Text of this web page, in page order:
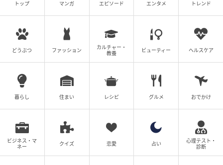
トップ マンガ エピソード エンタメ トレンド
どうぶつ ファッション
カルチャー・
教養
ビューティー ヘルスケア
暮らし 住まい レシピ グルメ おでかけ
ビジネス・マ
ネー
クイズ 恋愛 占い
心理テスト・
診断